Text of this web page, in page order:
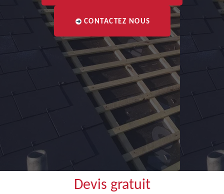
CONTACTEZ NOUS
Devis gratuit